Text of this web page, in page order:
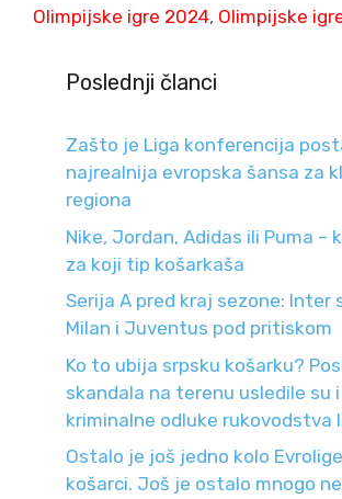
Olimpijske igre 2024, Olimpijske
Poslednji članci
Zašto je Liga konferencija
najrealnija evropska šansa za
regiona
Nike, Jordan, Adidas ili Puma –
za koji tip košarkaša
Serija A pred kraj sezone: Inter
Milan i Juventus pod pritiskom
Ko to ubija srpsku košarku?
skandala na terenu usledile su i
kriminalne odluke rukovodstva
Ostalo je još jedno kolo
košarci. Još je ostalo mnogo